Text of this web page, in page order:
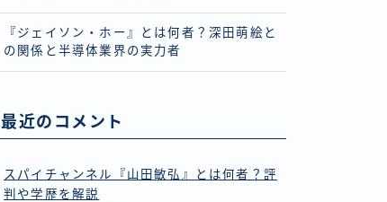
『ジェイソン・ホー』とは何者？深田萌絵と
の関係と半導体業界の実力者
最近のコメント
スパイチャンネル『山田敏弘』とは何者？評
判や学歴を解説